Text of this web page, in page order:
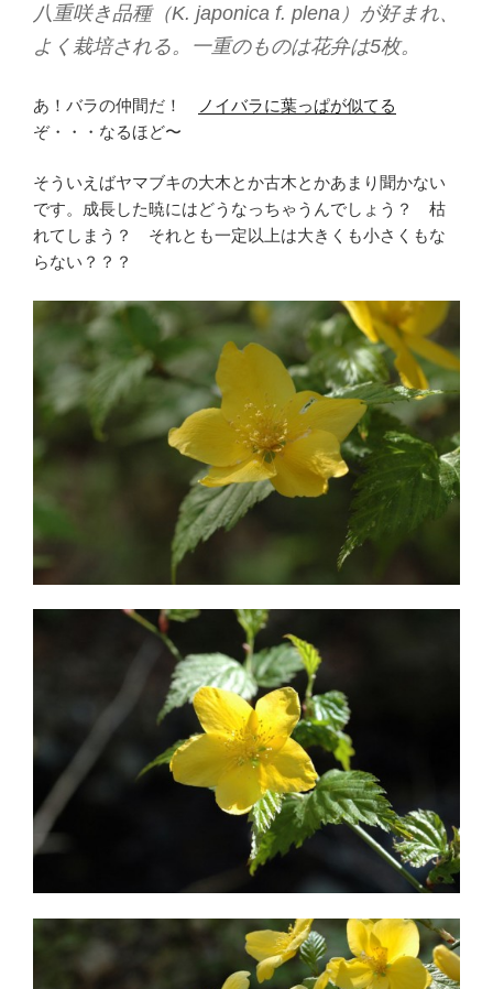
八重咲き品種（K. japonica f. plena）が好まれ、
よく栽培される。一重のものは花弁は5枚。
あ！バラの仲間だ！
ノイバラに葉っぱが似てる
ぞ・・・なるほど〜
そういえばヤマブキの大木とか古木とかあまり聞かない
です。成長した暁にはどうなっちゃうんでしょう？ 枯
れてしまう？ それとも一定以上は大きくも小さくもな
らない？？？